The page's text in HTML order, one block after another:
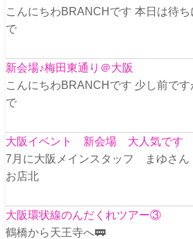
こんにちわBRANCHです 本日は待
で
新会場♪梅田東通り＠大阪
こんにちわBRANCHです 少し前で
で
大阪イベント 新会場 大人気です
7月に大阪メインスタッフ まゆさ
お店北
大阪環状線のんだくれツアー③
鶴橋から天王寺へ🚃